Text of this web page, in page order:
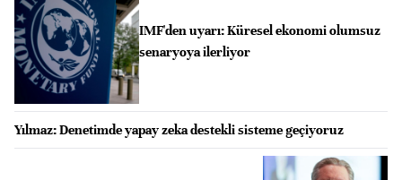
IMF'den uyarı: Küresel ekonomi olumsuz
senaryoya ilerliyor
Yılmaz: Denetimde yapay zeka destekli sisteme geçiyoruz